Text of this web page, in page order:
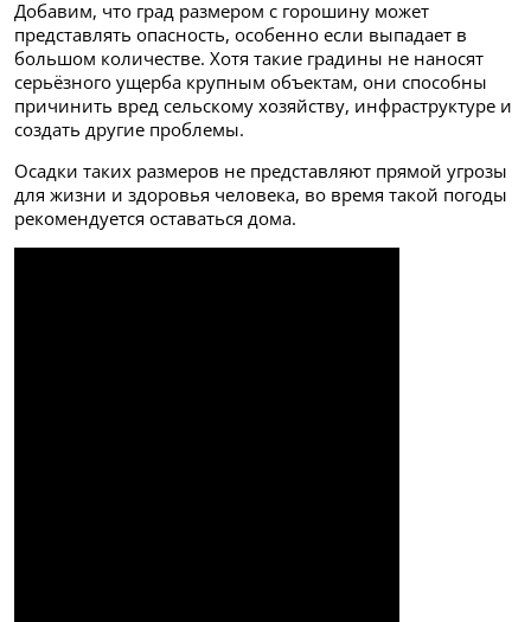
Добавим, что град размером с горошину может
представлять опасность, особенно если выпадает в
большом количестве. Хотя такие градины не наносят
серьёзного ущерба крупным объектам, они способны
причинить вред сельскому хозяйству, инфраструктуре и
создать другие проблемы.
Осадки таких размеров не представляют прямой угрозы
для жизни и здоровья человека, во время такой погоды
рекомендуется оставаться дома.